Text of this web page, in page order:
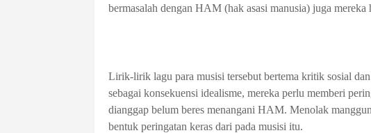
bermasalah dengan HAM (hak asasi manusia) juga mereka
Lirik-lirik lagu para musisi tersebut bertema kritik sosial
sebagai konsekuensi idealisme, mereka perlu memberi
dianggap belum beres menangani HAM. Menolak
bentuk peringatan keras dari pada musisi itu.